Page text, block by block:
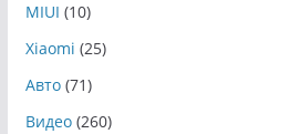
MIUI (10)
Xiaomi (25)
Авто(71)
Видео(260)